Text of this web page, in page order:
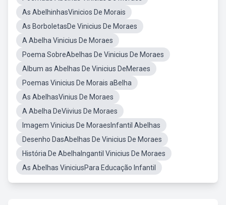
As AbelhinhasVinicios De Morais
As BorboletasDe Vinicius De Moraes
A Abelha Vinicius De Moraes
Poema SobreAbelhas De Vinicius De Moraes
Album as Abelhas De Vinicius DeMeraes
Poemas Vinicius De Morais aBelha
As AbelhasVinius De Moraes
A Abelha DeViivius De Moraes
Imagem Vinicius De MoraesInfantil Abelhas
Desenho DasAbelhas De Vinicius De Moraes
História De AbelhaIngantil Vinicius De Moraes
As Abelhas ViniciusPara Educação Infantil